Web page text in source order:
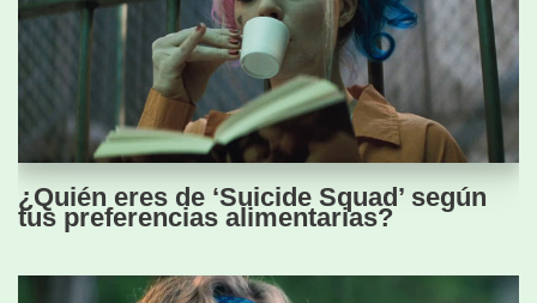
¿Quién eres de ‘Suicide Squad’ según
tus preferencias alimentarias?